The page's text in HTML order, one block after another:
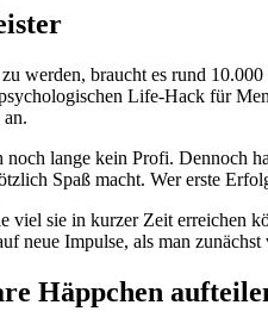
werden, braucht es rund
Life-Hack für
lange kein Profi. Dennoch
Spaß macht. Wer erste
viel sie in kurzer Zeit erreichen
neue Impulse, als man zunächst
Häppchen